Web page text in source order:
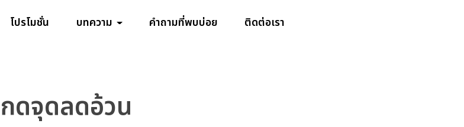
โปรโมชั่น บทความ คำถามที่พบบ่อย ติดต่อเรา
กดจุดลดอ้วน